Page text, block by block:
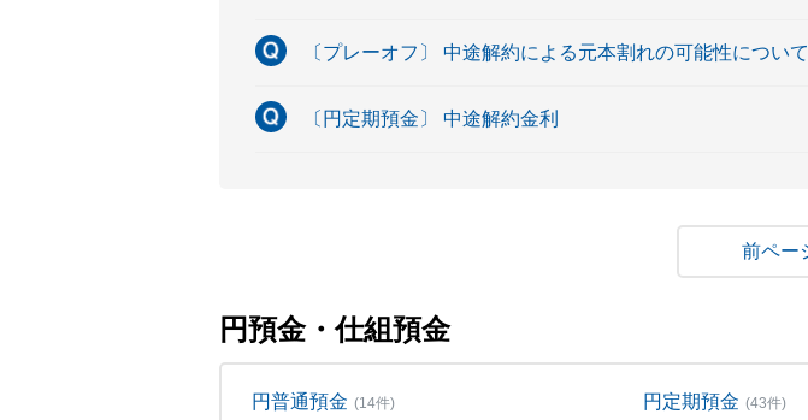
〔プレーオフ〕 中途解約による元本割れの可能性について
〔円定期預金〕 中途解約金利
円預金・仕組預金
円普通預金 (14件) 円定期預金 (43件)